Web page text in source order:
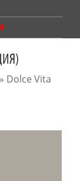
» Dolce Vita